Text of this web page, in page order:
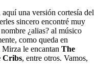
una versión cortesía del
sincero encontré muy
¿alias? al músico
como queda en
Mirza le encantan The
Cribs, entre otros. Vamos,